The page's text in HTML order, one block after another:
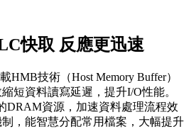
快取 反應更迅速
HMB技術（Host Memory Buffer）
短資料讀寫延遲，提升I/O性能。
DRAM資源，加速資料處理流程效
，能智慧分配常用檔案，大幅提升